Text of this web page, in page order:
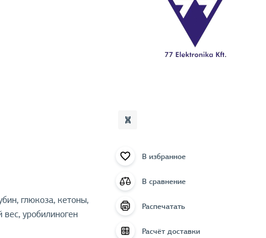
глюкоза, кетоны,
уробилиноген
В избранное
В сравнение
Распечатать
Расчёт доставки